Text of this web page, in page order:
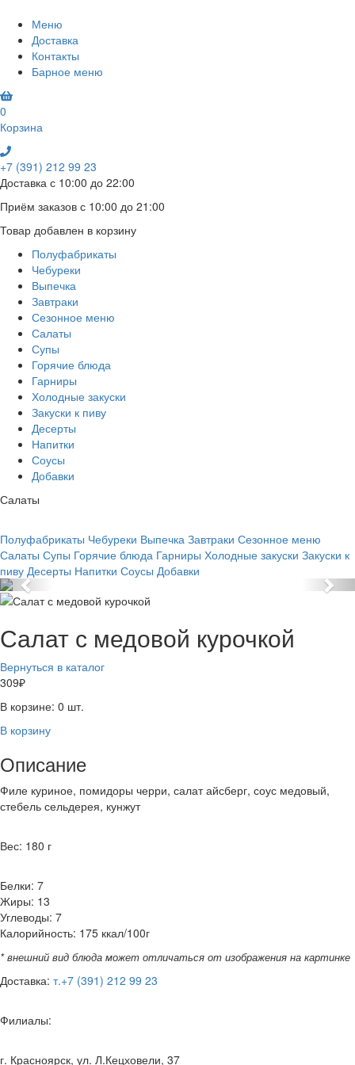
Меню
Доставка
Контакты
Барное меню
0
Корзина
+7 (391) 212 99 23
Доставка с 10:00 до 22:00
Приём заказов с 10:00 до 21:00
Товар добавлен в корзину
Полуфабрикаты
Чебуреки
Выпечка
Завтраки
Сезонное меню
Салаты
Супы
Горячие блюда
Гарниры
Холодные закуски
Закуски к пиву
Десерты
Напитки
Соусы
Добавки
Салаты
Полуфабрикаты Чебуреки Выпечка Завтраки Сезонное меню
Салаты Супы Горячие блюда Гарниры Холодные закуски Закуски к
пиву Десерты Напитки Соусы Добавки
Салат с медовой курочкой
Вернуться в каталог
309₽
В корзине: 0 шт.
В корзину
Описание
Филе куриное, помидоры черри, салат айсберг, соус медовый,
стебель сельдерея, кунжут
Вес: 180 г
Белки: 7
Жиры: 13
Углеводы: 7
Калорийность: 175 ккал/100г
* внешний вид блюда может отличаться от изображения на картинке
Доставка: т.+7 (391) 212 99 23
Филиалы:
г. Красноярск, ул. Л.Кецховели, 37